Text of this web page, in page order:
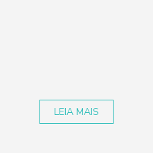
LEIA MAIS